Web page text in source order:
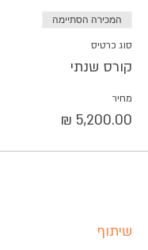
המכירה הסתיימה
סוג כרטיס
קורס שנתי
מחיר
שיתוף